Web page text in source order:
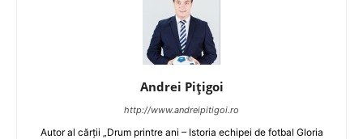
Andrei Pițigoi
http://www.andreipitigoi.ro
Autor al cărţii „Drum printre ani – Istoria echipei de fotbal Gloria